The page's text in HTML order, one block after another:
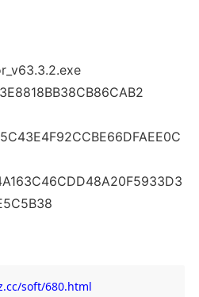
soft/680.html